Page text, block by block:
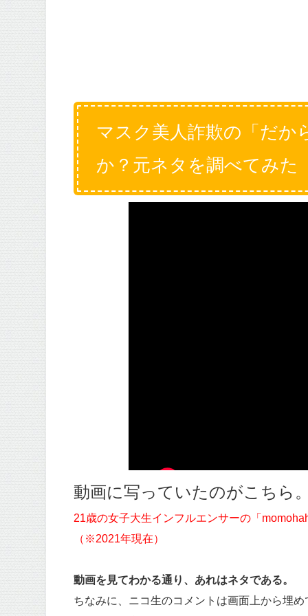
マスク美人詐欺の「だか
か？元ネタを調べてみた
動画に写っていたのがこちら
21歳の女子大生インフルエンサーの「
（※2021年現在）
動画を見てわかる通り、あれはネタである。
ちなみに、ニコ生のコメントは画面上から埋